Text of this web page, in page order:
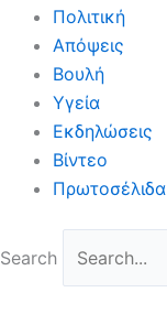
Πολιτική
Απόψεις
Βουλή
Υγεία
Εκδηλώσεις
Βίντεο
Πρωτοσέλιδα
Search